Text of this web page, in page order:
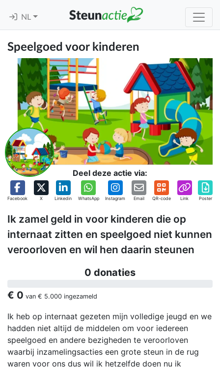
NL
Speelgoed voor kinderen
Deel deze actie via:
Facebook X Linkedin WhatsApp Instagram Email QR-code Link Poster
Ik zamel geld in voor kinderen die op
internaat zitten en speelgoed niet kunnen
veroorloven en wil hen daarin steunen
0 donaties
€ 0 van € 5.000 ingezameld
Ik heb op internaat gezeten mijn volledige jeugd en we
hadden niet altijd de middelen om voor iedereen
speelgoed en andere bezigheden te veroorloven
waarbij inzamelingsacties een grote steun in de rug
waren voor ons dus wil ik hetzelfde doen nu ik